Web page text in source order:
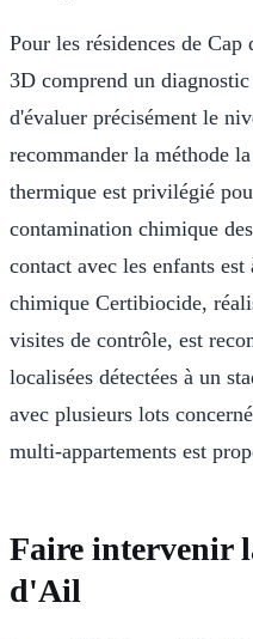
Pour les résidences de
3D comprend un
d'évaluer précisément le
recommander la méthode
thermique est privilégié
contamination chimique
contact avec les enfants
chimique Certibiocide,
visites de contrôle, est
localisées détectées à un
avec plusieurs lots
multi-appartements est
Faire intervenir
d'Ail